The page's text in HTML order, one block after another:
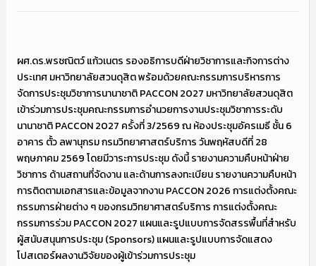
ผศ.ดร.พรชณิตว์ แก้วเนตร รองอธิการบดีฝ่ายวิชาการและกิจการต่าง
ประเทศ มหาวิทยาลัยสวนดุสิต พร้อมด้วยคณะกรรมการบริหารการ
จัดการประชุมวิชาการนานาชาติ PACCON 2027 มหาวิทยาลัยสวนดุสิต
เข้าร่วมการประชุมคณะกรรมการอำนวยการงานประชุมวิชาการระดับ
นานาชาติ PACCON 2027 ครั้งที่ 3/2569 ณ ห้องประชุมอัครเมธี ชั้น 6
อาคาร ตั้ว ลพานุกรม กรมวิทยาศาสตร์บริการ วันพฤหัสบดีที่ 28
พฤษภาคม 2569 โดยมีวาระการประชุม ดังนี้ รายงานความคืบหน้าฝ่าย
วิชาการ ด้านสถานที่จัดงาน และด้านการลงทะเบียน รายงานความคืบหน้า
การติดตามเอกสารและข้อมูลจากงาน PACCON 2026 การแต่งตั้งคณะ
กรรมการฝ่ายต่าง ๆ ของกรมวิทยาศาสตร์บริการ การแต่งตั้งคณะ
กรรมการร่วม PACCON 2027 แผนและรูปแบบการจัดสรรพื้นที่สำหรับ
ผู้สนับสนุนการประชุม (Sponsors) แผนและรูปแบบการจัดแสดง
โปสเตอร์ผลงานวิจัยของผู้เข้าร่วมการประชุม